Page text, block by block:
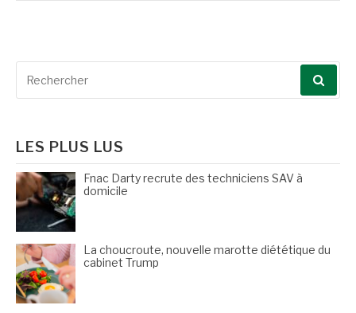
Recherche
LES PLUS LUS
Fnac Darty recrute des techniciens SAV à
domicile
La choucroute, nouvelle marotte diététique du
cabinet Trump